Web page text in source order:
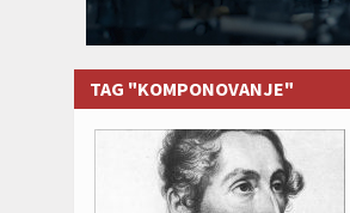
TAG "KOMPONOVANJE"